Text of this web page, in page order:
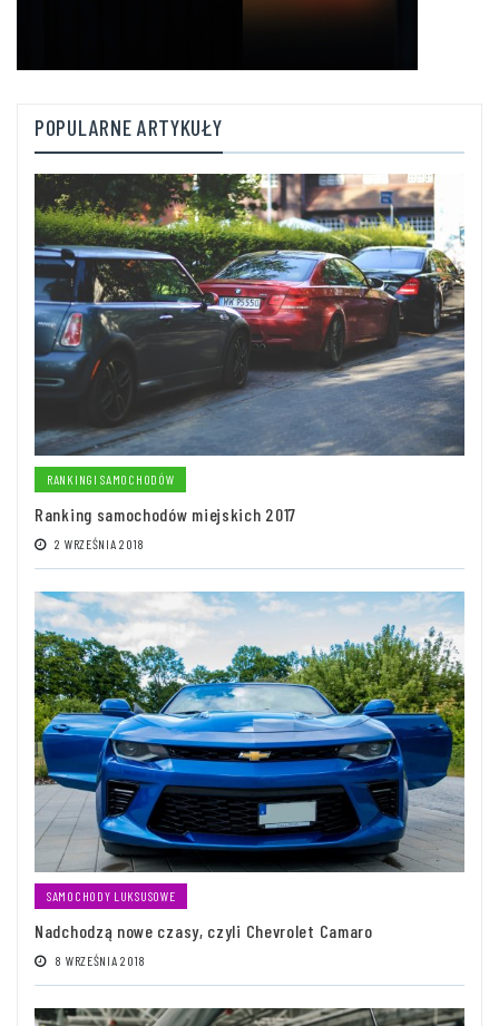
POPULARNE ARTYKUŁY
RANKINGI SAMOCHODÓW
Ranking samochodów miejskich 2017
2 WRZEŚNIA 2018
SAMOCHODY LUKSUSOWE
Nadchodzą nowe czasy, czyli Chevrolet Camaro
8 WRZEŚNIA 2018